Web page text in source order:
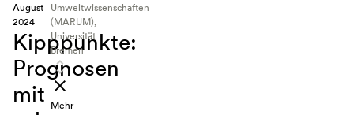
August
2024
Kipppunkte:
Prognosen
mit
Umweltwissenschaften
(MARUM),
Universität
Bremen
Mehr